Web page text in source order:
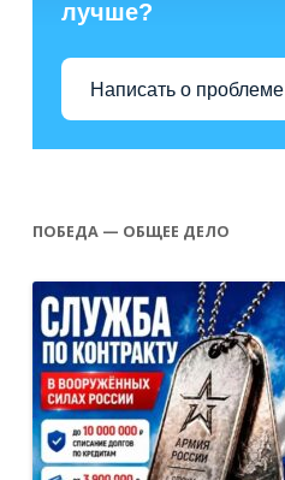
лучше?
Написать о проблеме
ПОБЕДА — ОБЩЕЕ ДЕЛО